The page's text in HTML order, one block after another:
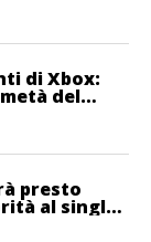
di Xbox:
del
presto
al single-